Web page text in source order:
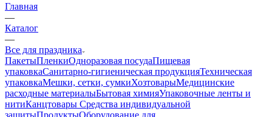
Главная
—
Каталог
—
Все для праздника
ПакетыПленкиОдноразовая посудаПищевая
упаковкаСанитарно-гигиеническая продукцияТехническая
упаковкаМешки, сетки, сумкиХозтоварыМедицинские
расходные материалыБытовая химияУпаковочные ленты и
нитиКанцтовары Средства индивидуальной
защитыПродуктыОборудование для